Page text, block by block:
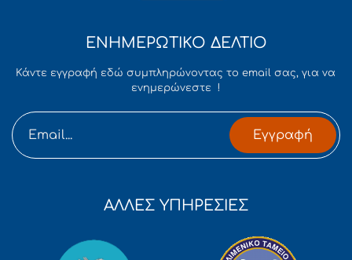
ΕΝΗΜΕΡΩΤΙΚΟ ΔΕΛΤΙΟ
Κάντε εγγραφή εδώ συμπληρώνοντας το email σας, για να
ενημερώνεστε !
Εγγραφή
ΑΛΛΕΣ ΥΠΗΡΕΣΙΕΣ